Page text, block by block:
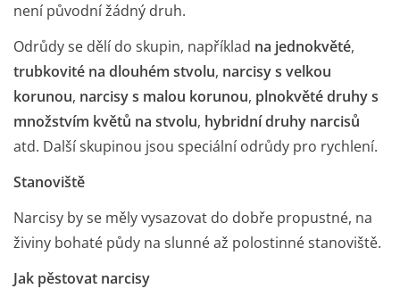
není původní žádný druh.
Odrůdy se dělí do skupin, například na jednokvěté,
trubkovité na dlouhém stvolu, narcisy s velkou
korunou, narcisy s malou korunou, plnokvěté druhy s
množstvím květů na stvolu, hybridní druhy narcisů
atd. Další skupinou jsou speciální odrůdy pro rychlení.
Stanoviště
Narcisy by se měly vysazovat do dobře propustné, na
živiny bohaté půdy na slunné až polostinné stanoviště.
Jak pěstovat narcisy